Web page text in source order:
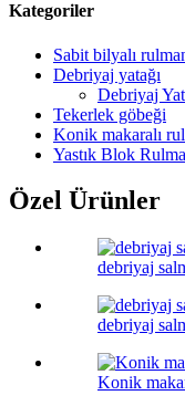
Kategoriler
Sabit bilyalı
Debriyaj yatağı
Debriyaj
Tekerlek göbeği
Konik makaralı
Yastık Blok
Özel Ürünler
debriyaj
debriyaj
Konik